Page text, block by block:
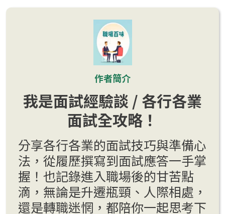
作者簡介
我是面試經驗談 / 各行各業
面試全攻略！
分享各行各業的面試技巧與準備心
法，從履歷撰寫到面試應答一手掌
握！也記錄進入職場後的甘苦點
滴，無論是升遷瓶頸、人際相處，
還是轉職迷惘，都陪你一起思考下